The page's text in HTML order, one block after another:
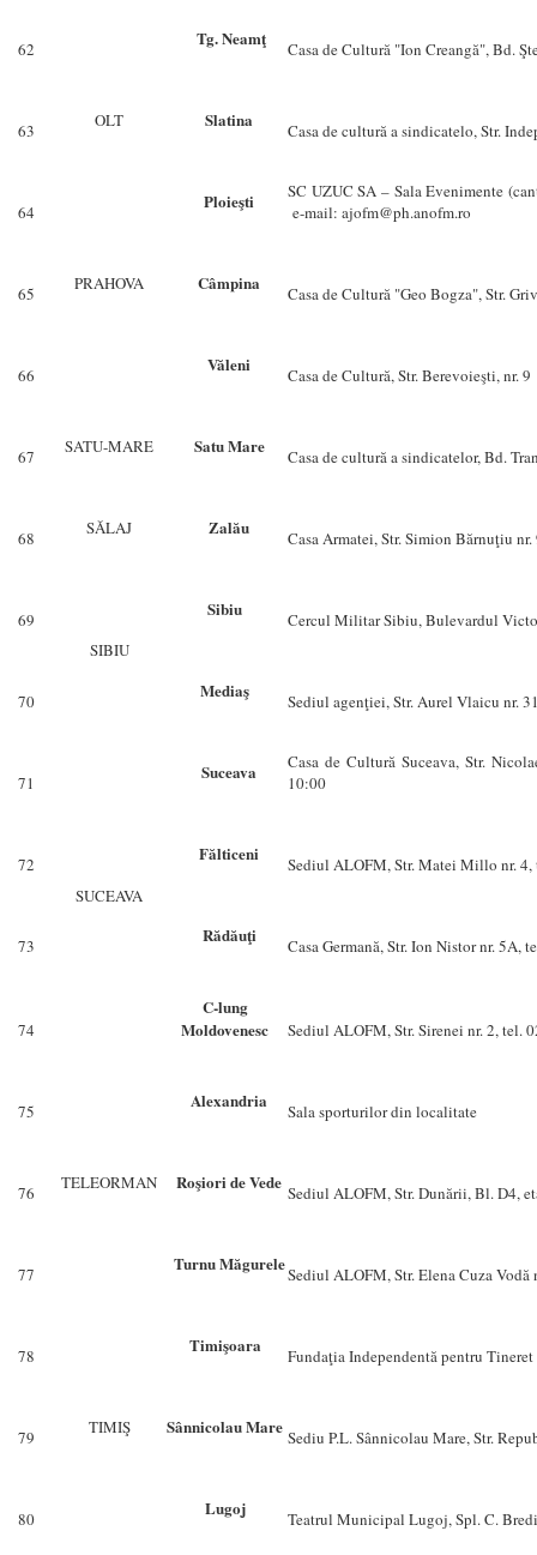
62 Tg. Neamţ Casa de Cultură "Ion Creangă", Bd.
63 OLT Slatina Casa de cultură a sindicatelo, Str.
64
PRAHOVA
Ploieşti
SC UZUC SA – Sala Evenimente
e-mail: ajofm@ph.anofm.ro
65 Câmpina Casa de Cultură "Geo Bogza", Str.
66 Văleni Casa de Cultură, Str. Berevoieşti, nr. 9
67 SATU-MARE Satu Mare Casa de cultură a sindicatelor, Bd.
68 SĂLAJ Zalău Casa Armatei, Str. Simion Bărnuţiu
69
SIBIU
Sibiu Cercul Militar Sibiu, Bulevardul
70 Mediaş Sediul agenţiei, Str. Aurel Vlaicu nr.
71
SUCEAVA
Suceava
Casa de Cultură Suceava, Str.
10:00
72 Fălticeni Sediul ALOFM, Str. Matei Millo nr.
73 Rădăuţi Casa Germană, Str. Ion Nistor nr.
74
C-lung
Moldovenesc
Sediul ALOFM, Str. Sirenei nr. 2, tel.
75
TELEORMAN
Alexandria Sala sporturilor din localitate
76 Roşiori de Vede Sediul ALOFM, Str. Dunării, Bl. D4,
77 Turnu MăgureleSediul ALOFM, Str. Elena Cuza Vodă
78
TIMIŞ
Timişoara Fundaţia Independentă pentru
79 Sânnicolau Mare Sediu P.L. Sânnicolau Mare, Str.
80 Lugoj Teatrul Municipal Lugoj, Spl. C.